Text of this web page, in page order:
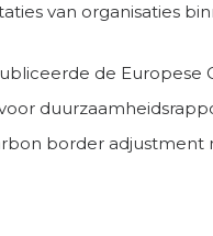
van organisaties
de
border adjustment